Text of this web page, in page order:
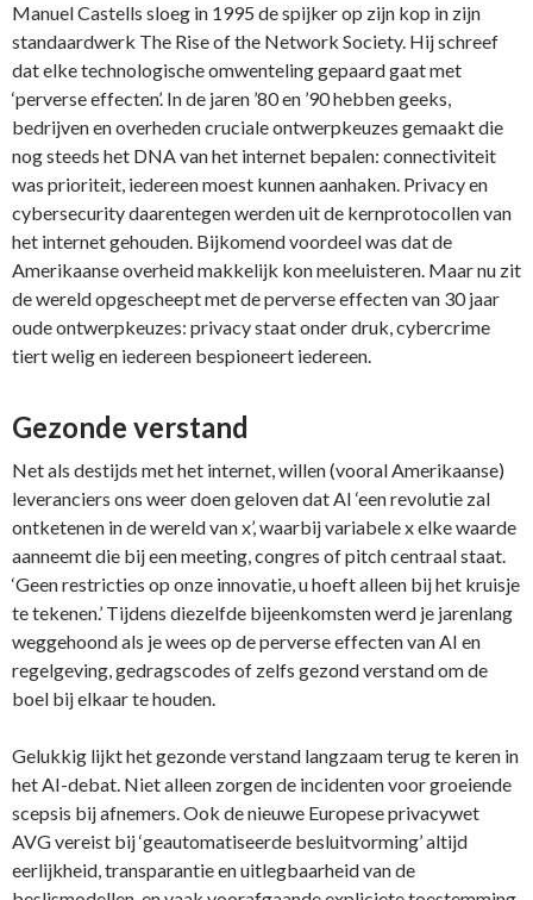
Manuel Castells sloeg in 1995 de spijker op zijn kop in zijn
standaardwerk The Rise of the Network Society. Hij schreef
dat elke technologische omwenteling gepaard gaat met
‘perverse effecten’. In de jaren ’80 en ’90 hebben geeks,
bedrijven en overheden cruciale ontwerpkeuzes gemaakt die
nog steeds het DNA van het internet bepalen: connectiviteit
was prioriteit, iedereen moest kunnen aanhaken. Privacy en
cybersecurity daarentegen werden uit de kernprotocollen van
het internet gehouden. Bijkomend voordeel was dat de
Amerikaanse overheid makkelijk kon meeluisteren. Maar nu zit
de wereld opgescheept met de perverse effecten van 30 jaar
oude ontwerpkeuzes: privacy staat onder druk, cybercrime
tiert welig en iedereen bespioneert iedereen.
Gezonde verstand
Net als destijds met het internet, willen (vooral Amerikaanse)
leveranciers ons weer doen geloven dat AI ‘een revolutie zal
ontketenen in de wereld van x’, waarbij variabele x elke waarde
aanneemt die bij een meeting, congres of pitch centraal staat.
‘Geen restricties op onze innovatie, u hoeft alleen bij het kruisje
te tekenen.’ Tijdens diezelfde bijeenkomsten werd je jarenlang
weggehoond als je wees op de perverse effecten van AI en
regelgeving, gedragscodes of zelfs gezond verstand om de
boel bij elkaar te houden.
Gelukkig lijkt het gezonde verstand langzaam terug te keren in
het AI-debat. Niet alleen zorgen de incidenten voor groeiende
scepsis bij afnemers. Ook de nieuwe Europese privacywet
AVG vereist bij ‘geautomatiseerde besluitvorming’ altijd
eerlijkheid, transparantie en uitlegbaarheid van de